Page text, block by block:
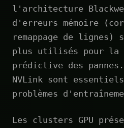
l'architecture
d'erreurs mémoire
remappage de lignes)
plus utilisés pour la
prédictive des
NVLink sont
problèmes
Les clusters GPU